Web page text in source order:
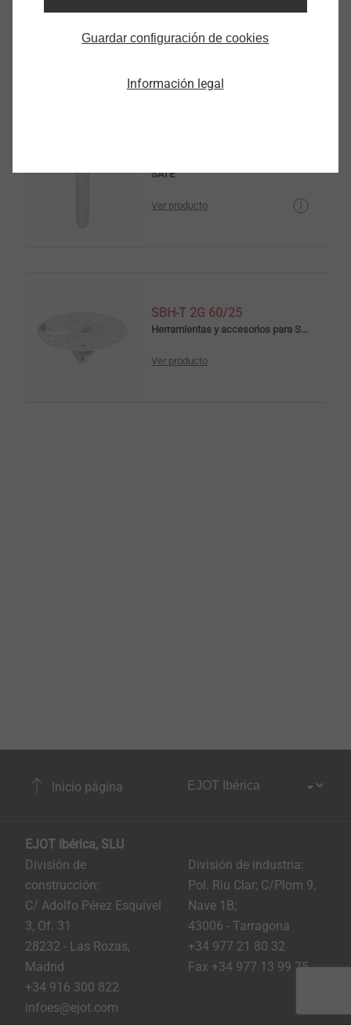
SATE
Ver producto
SBH-T 2G 60/25
Herramientas y accesorios para SATE
Ver producto
Inicio página
EJOT Ibérica, SLU
División de
construcción:
C/ Adolfo Pérez Esquivel
3, Of. 31
28232 - Las Rozas,
Madrid
+34 916 300 822
infoes@ejot.com
División de industria:
Pol. Riu Clar; C/Plom 9,
Nave 1B;
43006 - Tarragona
+34 977 21 80 32
Fax +34 977 13 99 75
Guardar configuración de cookies
Información legal